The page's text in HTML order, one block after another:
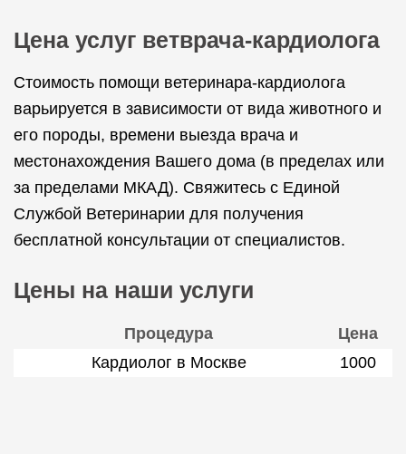
Цена услуг ветврача-кардиолога
Стоимость помощи ветеринара-кардиолога
варьируется в зависимости от вида животного и
его породы, времени выезда врача и
местонахождения Вашего дома (в пределах или
за пределами МКАД). Свяжитесь с Единой
Службой Ветеринарии для получения
бесплатной консультации от специалистов.
Цены на наши услуги
Процедура
Цена
Кардиолог в Москве
1000